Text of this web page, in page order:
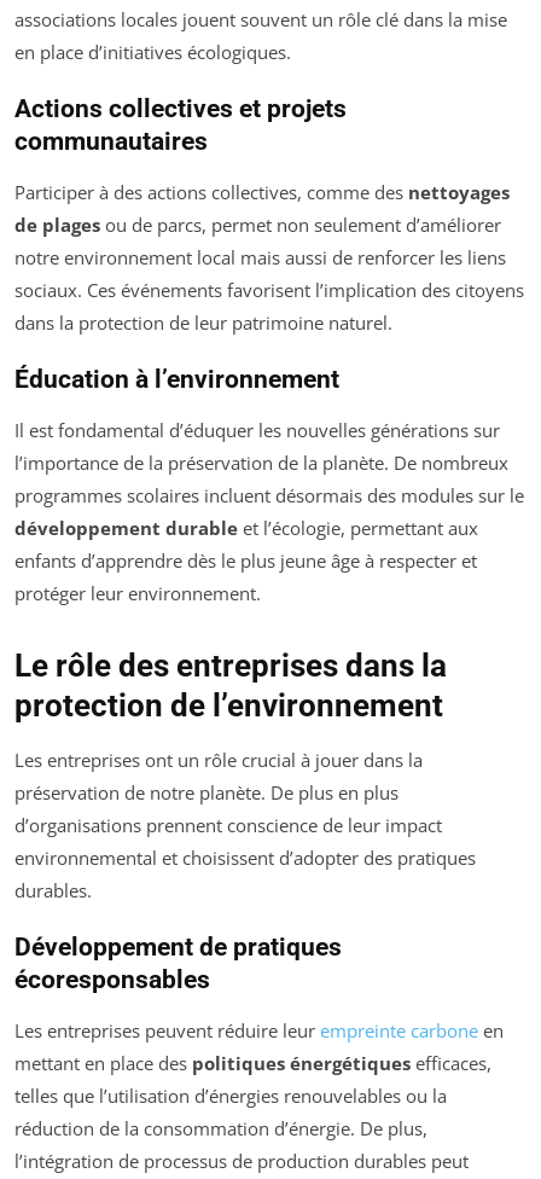
associations locales jouent souvent un rôle clé dans la mise
en place d’initiatives écologiques.
Actions collectives et projets
communautaires
Participer à des actions collectives, comme des nettoyages
de plages ou de parcs, permet non seulement d’améliorer
notre environnement local mais aussi de renforcer les liens
sociaux. Ces événements favorisent l’implication des citoyens
dans la protection de leur patrimoine naturel.
Éducation à l’environnement
Il est fondamental d’éduquer les nouvelles générations sur
l’importance de la préservation de la planète. De nombreux
programmes scolaires incluent désormais des modules sur le
développement durable et l’écologie, permettant aux
enfants d’apprendre dès le plus jeune âge à respecter et
protéger leur environnement.
Le rôle des entreprises dans la
protection de l’environnement
Les entreprises ont un rôle crucial à jouer dans la
préservation de notre planète. De plus en plus
d’organisations prennent conscience de leur impact
environnemental et choisissent d’adopter des pratiques
durables.
Développement de pratiques
écoresponsables
Les entreprises peuvent réduire leur empreinte carbone en
mettant en place des politiques énergétiques efficaces,
telles que l’utilisation d’énergies renouvelables ou la
réduction de la consommation d’énergie. De plus,
l’intégration de processus de production durables peut